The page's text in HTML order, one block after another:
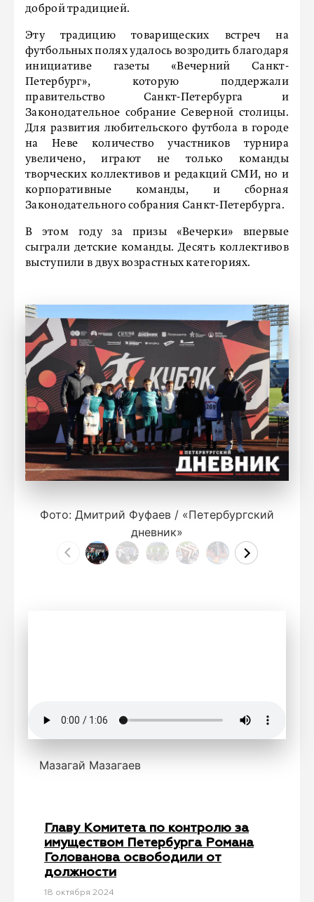
доброй традицией.
Эту традицию товарищеских встреч на
футбольных полях удалось возродить благодаря
инициативе газеты «Вечерний Санкт-
Петербург», которую поддержали
правительство Санкт-Петербурга и
Законодательное собрание Северной столицы.
Для развития любительского футбола в городе
на Неве количество участников турнира
увеличено, играют не только команды
творческих коллективов и редакций СМИ, но и
корпоративные команды, и сборная
Законодательного собрания Санкт-Петербурга.
В этом году за призы «Вечерки» впервые
сыграли детские команды. Десять коллективов
выступили в двух возрастных категориях.
Фото: Дмитрий Фуфаев / «Петербургский
дневник»
Мазагай Мазагаев
Главу Комитета по контролю за
имуществом Петербурга Романа
Голованова освободили от
должности
18 октября 2024